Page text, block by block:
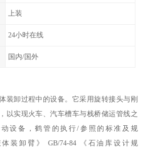
上装
24小时在线
国内/国外
装卸过程中的设备。它采用旋转接头与刚
以实现火车、汽车槽车与栈桥储运管线之
设备，鹤管的执行/参照的标准及规
体装卸臂》 GB/74-84 《石油库设计规